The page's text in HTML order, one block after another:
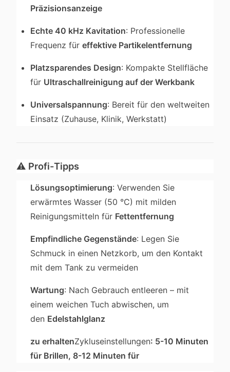
Präzisionsanzeige
Echte 40 kHz Kavitation: Professionelle
Frequenz füreffektive Partikelentfernung
Platzsparendes Design: Kompakte Stellfläche
für Ultraschallreinigung auf der Werkbank
Universalspannung: Bereit für den weltweiten
Einsatz (Zuhause, Klinik, Werkstatt)
⚠️ Profi-Tipps
Lösungsoptimierung: Verwenden Sie
erwärmtes Wasser (50 °C) mit milden
Reinigungsmitteln für Fettentfernung
Empfindliche Gegenstände: Legen Sie
Schmuck in einen Netzkorb, um den Kontakt
mit dem Tank zu vermeiden
Wartung: Nach Gebrauch entleeren – mit
einem weichen Tuch abwischen, um
den Edelstahlglanz
zu erhaltenZykluseinstellungen: 5-10 Minuten
für Brillen, 8-12 Minuten für